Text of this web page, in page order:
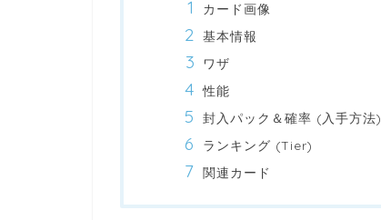
カード画像
基本情報
ワザ
性能
封入パック＆確率 (入手方法)
ランキング (Tier)
関連カード